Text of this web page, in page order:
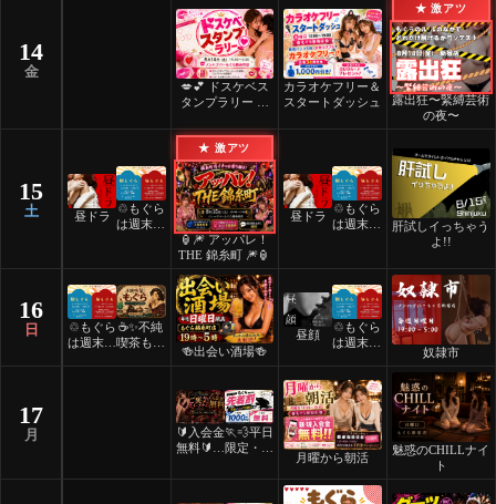
14
金
💋💕 ドスケベス
タンプラリー 💕
カラオケフリー＆
スタートダッシュ
★ 激アツ
露出狂〜緊縛芸術
の夜〜
15
土 昼ドラ
♲もぐら
は週末祝
★ 激アツ
🏮🎆 アッパレ！
THE 錦糸町 🎆🏮
昼ドラ
♲もぐら
は週末祝
肝試しイっちゃう
よ!!
16
日
♲もぐら
は週末祝
☕️✨不純
喫茶もぐ
🍻出会い酒場🍻
昼顔
♲もぐら
は週末祝
奴隷市
17
月
🔰入会金
無料🔰ご
ーツナイ
🏃💨平日
限定・先
月曜から朝活
魅惑のCHILLナイ
ト